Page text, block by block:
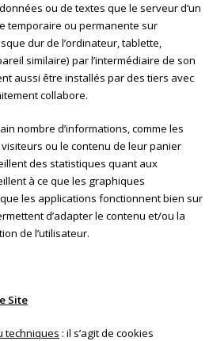
ou de textes que le serveur d’un
temporaire ou permanente sur
dur de l’ordinateur, tablette,
similaire) par l’intermédiaire de son
aussi être installés par des tiers avec
collabore.
nombre d’informations, comme les
ou le contenu de leur panier
des statistiques quant aux
à ce que les graphiques
les applications fonctionnent bien sur
d’adapter le contenu et/ou la
de l’utilisateur.
Site
techniques : il s’agit de cookies